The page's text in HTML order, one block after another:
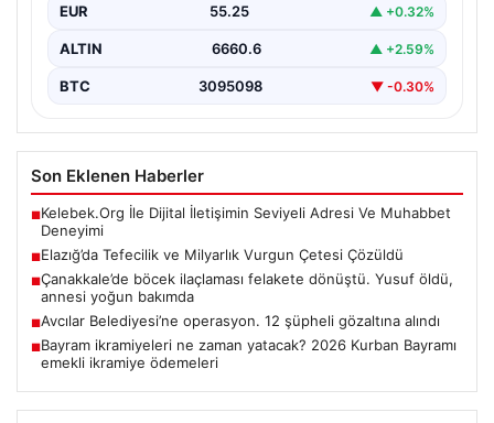
EUR 55.25 ▲ +0.32%
ALTIN 6660.6 ▲ +2.59%
BTC 3095098 ▼ -0.30%
Son Eklenen Haberler
■Kelebek.Org İle Dijital İletişimin Seviyeli Adresi Ve Muhabbet
Deneyimi
■Elazığ’da Tefecilik ve Milyarlık Vurgun Çetesi Çözüldü
■Çanakkale’de böcek ilaçlaması felakete dönüştü. Yusuf öldü,
annesi yoğun bakımda
■Avcılar Belediyesi’ne operasyon. 12 şüpheli gözaltına alındı
■Bayram ikramiyeleri ne zaman yatacak? 2026 Kurban Bayramı
emekli ikramiye ödemeleri